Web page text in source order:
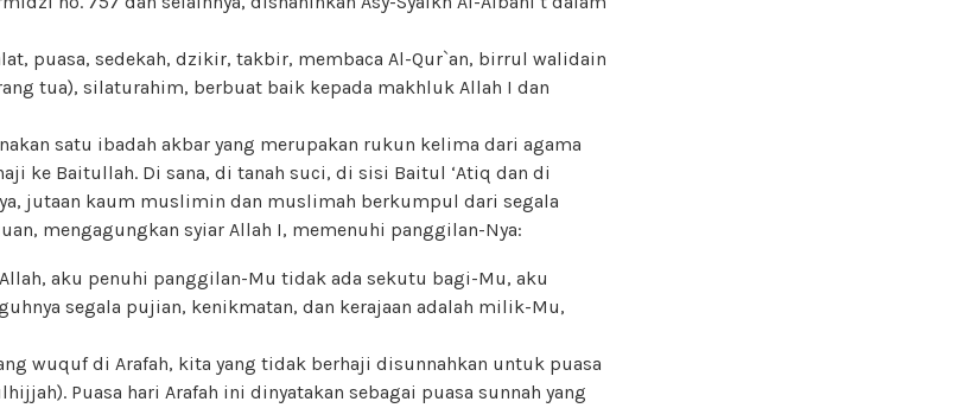
puasa, sedekah, dzikir, takbir, membaca Al-Qur`an, birrul walidain
tua), silaturahim, berbuat baik kepada makhluk Allah I dan
satu ibadah akbar yang merupakan rukun kelima dari agama
ke Baitullah. Di sana, di tanah suci, di sisi Baitul ‘Atiq dan di
jutaan kaum muslimin dan muslimah berkumpul dari segala
mengagungkan syiar Allah I, memenuhi panggilan-Nya:
aku penuhi panggilan-Mu tidak ada sekutu bagi-Mu, aku
segala pujian, kenikmatan, dan kerajaan adalah milik-Mu,
wuquf di Arafah, kita yang tidak berhaji disunnahkan untuk puasa
Puasa hari Arafah ini dinyatakan sebagai puasa sunnah yang